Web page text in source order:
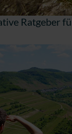
Ratgeber